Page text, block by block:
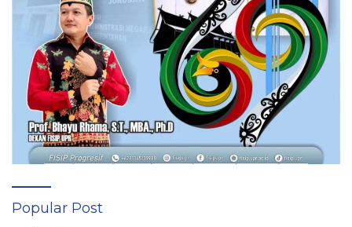
Popular Post